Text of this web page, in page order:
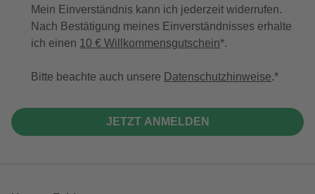
Mein Einverständnis kann ich jederzeit widerrufen.
Nach Bestätigung meines Einverständnisses erhalte
ich einen 10 € Willkommensgutschein*.
Bitte beachte auch unsere Datenschutzhinweise.
JETZT ANMELDEN